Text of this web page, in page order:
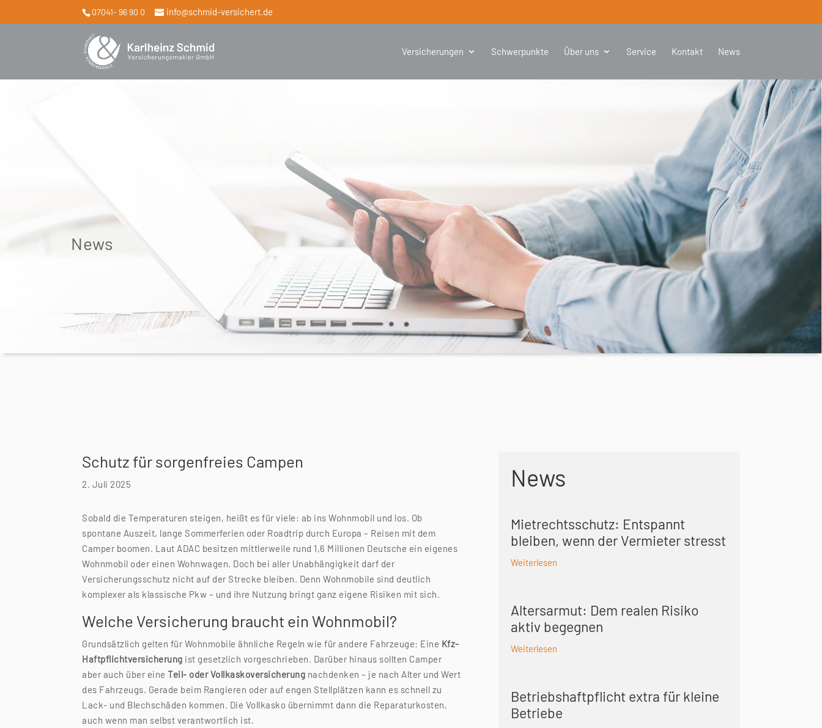
07041- 96 90 0 info@schmid-versichert.de
Versicherungen Schwerpunkte Über uns Service Kontakt News
News
Schutz für sorgenfreies Campen
2. Juli 2025
Sobald die Temperaturen steigen, heißt es für viele: ab ins Wohnmobil und los. Ob
spontane Auszeit, lange Sommerferien oder Roadtrip durch Europa – Reisen mit dem
Camper boomen. Laut ADAC besitzen mittlerweile rund 1,6 Millionen Deutsche ein eigenes
Wohnmobil oder einen Wohnwagen. Doch bei aller Unabhängigkeit darf der
Versicherungsschutz nicht auf der Strecke bleiben. Denn Wohnmobile sind deutlich
komplexer als klassische Pkw – und ihre Nutzung bringt ganz eigene Risiken mit sich.
Welche Versicherung braucht ein Wohnmobil?
Grundsätzlich gelten für Wohnmobile ähnliche Regeln wie für andere Fahrzeuge: Eine Kfz-
Haftpflichtversicherung ist gesetzlich vorgeschrieben. Darüber hinaus sollten Camper
aber auch über eineTeil- oder Vollkaskoversicherung nachdenken – je nach Alter und Wert
des Fahrzeugs. Gerade beim Rangieren oder auf engen Stellplätzen kann es schnell zu
Lack- und Blechschäden kommen. Die Vollkasko übernimmt dann die Reparaturkosten,
auch wenn man selbst verantwortlich ist.
News
Mietrechtsschutz: Entspannt
bleiben, wenn der Vermieter stresst
Weiterlesen
Altersarmut: Dem realen Risiko
aktiv begegnen
Weiterlesen
Betriebshaft­pflicht extra für kleine
Betriebe